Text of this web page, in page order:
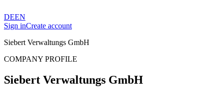
DEEN
Sign inCreate account
Siebert Verwaltungs GmbH
COMPANY PROFILE
Siebert Verwaltungs GmbH